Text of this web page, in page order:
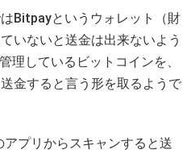
Bitpayというウォレット（財
いないと送金は出来ないよう
理しているビットコインを、
金すると言う形を取るようで
プリからスキャンすると送